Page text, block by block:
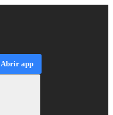
Abrir app